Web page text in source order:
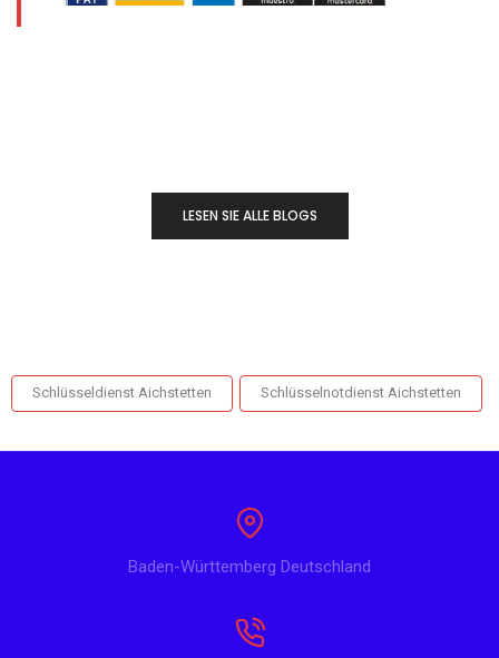
LESEN SIE ALLE BLOGS
Schlüsseldienst Aichstetten Schlüsselnotdienst Aichstetten
Baden-Württemberg Deutschland